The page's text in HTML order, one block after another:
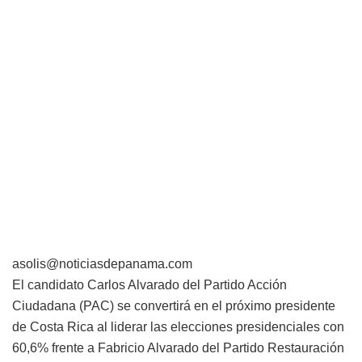
asolis@noticiasdepanama.com
El candidato Carlos Alvarado del Partido Acción
Ciudadana (PAC) se convertirá en el próximo presidente
de Costa Rica al liderar las elecciones presidenciales con
60,6% frente a Fabricio Alvarado del Partido Restauración